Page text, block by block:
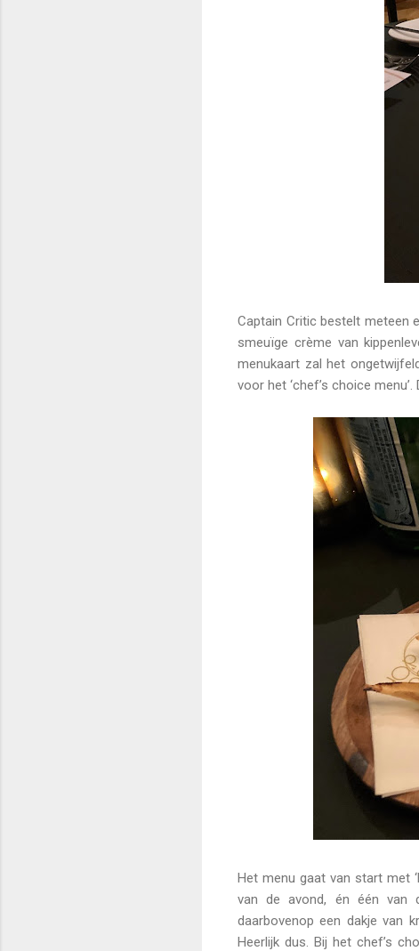
Captain Critic bestelt meteen
smeuïge crème van
menukaart zal het
voor het ‘chef’s choice
Het menu gaat van start met
van de avond, én één van
daarbovenop een dakje van
Heerlijk dus. Bij het chef’s